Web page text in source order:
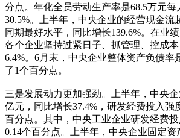
分点。年化全员劳动生产率是68.5万元每
30.5%。上半年，中央企业的经营现金流
同期最好水平，同比增长139.6%。在业
各个企业坚持过紧日子、抓管理、控成
6.4%。6月末，中央企业整体资产负债率
了1个百分点。
三是发展动力更加强劲。上半年，中央
亿元，同比增长37.4%，研发经费投入强
百分点。其中，中央工业企业研发经费
0.14个百分点。上半年，中央企业固定